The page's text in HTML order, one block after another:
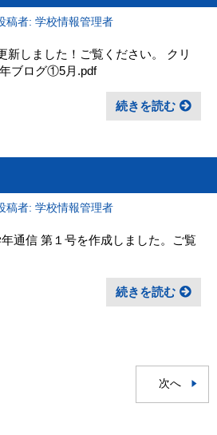
稿者: 学校情報管理者
新しました！ご覧ください。 クリ
ブログ①5月.pdf
続きを読む
稿者: 学校情報管理者
通信 第１号を作成しました。ご覧
続きを読む
次へ